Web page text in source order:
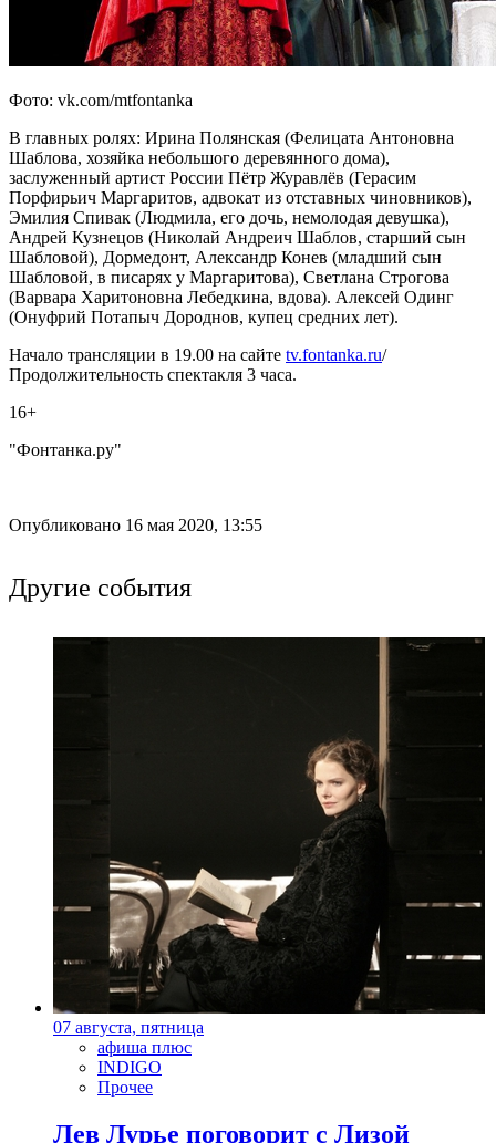
Фото: vk.com/mtfontanka
В главных ролях: Ирина Полянская (Фелицата Антоновна
Шаблова, хозяйка небольшого деревянного дома),
заслуженный артист России Пётр Журавлёв (Герасим
Порфирьич Маргаритов, адвокат из отставных чиновников),
Эмилия Спивак (Людмила, его дочь, немолодая девушка),
Андрей Кузнецов (Николай Андреич Шаблов, старший сын
Шабловой), Дормедонт, Александр Конев (младший сын
Шабловой, в писарях у Маргаритова), Светлана Строгова
(Варвара Харитоновна Лебедкина, вдова). Алексей Одинг
(Онуфрий Потапыч Дороднов, купец средних лет).
Начало трансляции в 19.00 на сайте tv.fontanka.ru/
Продолжительность спектакля 3 часа.
16+
"Фонтанка.ру"
Опубликовано 16 мая 2020, 13:55
Другие события
07 августа, пятница
афиша плюс
INDIGO
Прочее
Лев Лурье поговорит с Лизой